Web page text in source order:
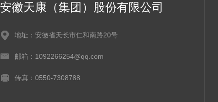
安徽天康（集团）股份有限公司
地址：安徽省天长市仁和南路20号
邮箱：1092266254@qq.com
传真：0550-7308788